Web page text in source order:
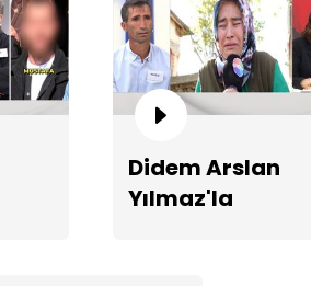
Didem Arslan
Yılmaz'la